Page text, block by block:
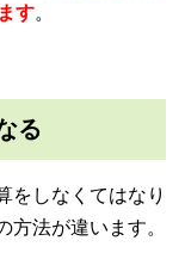
す。
る
をしなくてはなり
方法が違います。